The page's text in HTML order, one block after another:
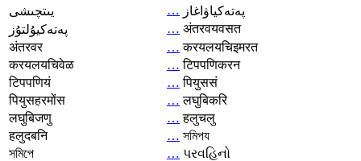
يىتچىشى
… پەتەكياۋاغاز
پەتەكيۇلتۇز
… अंतरवयवसत
अंतरवर
… करयलयचिइमरत
करयलयचिवेळ
… टिपपणिकरन
टिपपणियं
… पियुससं
पियुसहरमोंस
… लघुबिकरि
लघुबिजणु
… हलुचलु
हलुदबनि
… সমিপয
সমিপে
… પરવહિનો